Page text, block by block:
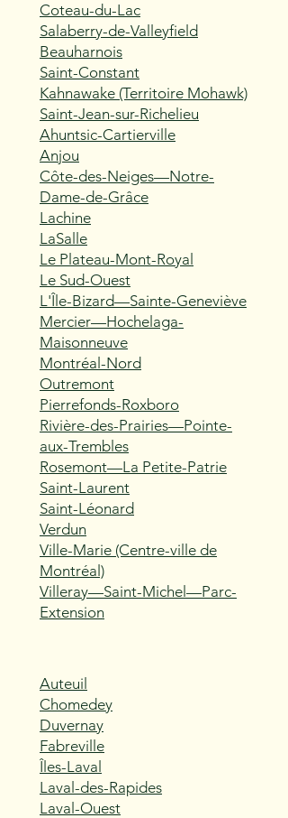
Coteau-du-Lac
Salaberry-de-Valleyfield
Beauharnois
Saint-Constant
Kahnawake (Territoire Mohawk)
Saint-Jean-sur-Richelieu
Ahuntsic-Cartierville
Anjou
Côte-des-Neiges—Notre-
Dame-de-Grâce
Lachine
LaSalle
Le Plateau-Mont-Royal
Le Sud-Ouest
L'Île-Bizard—Sainte-Geneviève
Mercier—Hochelaga-
Maisonneuve
Montréal-Nord
Outremont
Pierrefonds-Roxboro
Rivière-des-Prairies—Pointe-
aux-Trembles
Rosemont—La Petite-Patrie
Saint-Laurent
Saint-Léonard
Verdun
Ville-Marie (Centre-ville de
Montréal)
Villeray—Saint-Michel—Parc-
Extension
Auteuil
Chomedey
Duvernay
Fabreville
Îles-Laval
Laval-des-Rapides
Laval-Ouest